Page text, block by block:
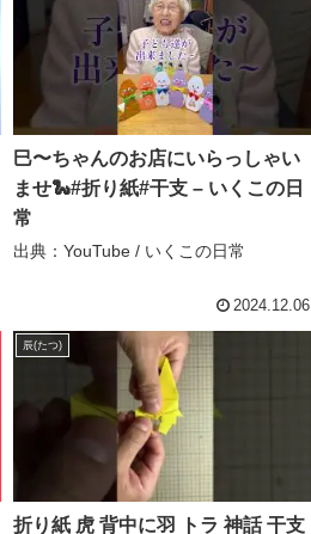
巳〜ちゃんのお店にいらっしゃい
ませ🐍#折り紙#干支 – いくこの日
常
出典：YouTube / いくこの日常
2024.12.06
辰(たつ)
折り紙 虎 背中に羽 トラ 神話 干支